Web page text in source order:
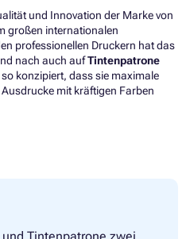
und Innovation der Marke von
großen internationalen
professionellen Druckern hat das
nach auch aufTintenpatrone
konzipiert, dass sie maximale
mit kräftigen Farben